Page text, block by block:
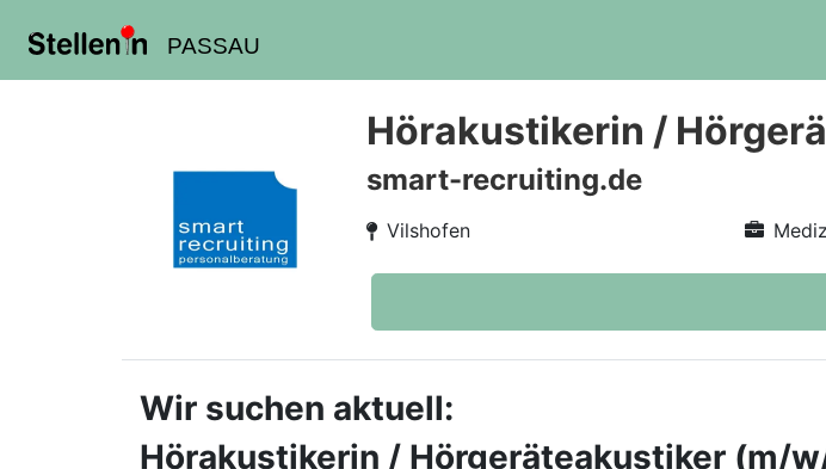
PASSAU
Hörakustikerin /
smart-recruiting.de
Vilshofen
Wir suchen aktuell:
Hörakustikerin / Hörgeräteakustiker (m/